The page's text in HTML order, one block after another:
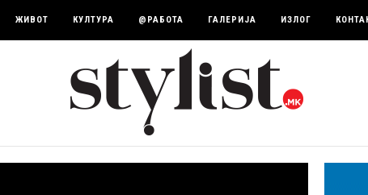
ЖИВОТ КУЛТУРА @РАБОТА ГАЛЕРИЈА ИЗЛОГ